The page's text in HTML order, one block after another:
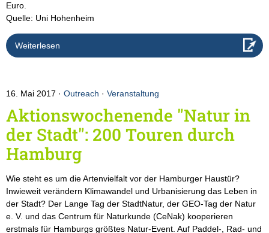
Euro.
Quelle: Uni Hohenheim
Weiterlesen
16. Mai 2017 Outreach · Veranstaltung
Aktionswochenende "Natur in
der Stadt": 200 Touren durch
Hamburg
Wie steht es um die Artenvielfalt vor der Hamburger Haustür?
Inwieweit verändern Klimawandel und Urbanisierung das Leben in
der Stadt? Der Lange Tag der StadtNatur, der GEO-Tag der Natur
e. V. und das Centrum für Naturkunde (CeNak) kooperieren
erstmals für Hamburgs größtes Natur-Event. Auf Paddel-, Rad- und